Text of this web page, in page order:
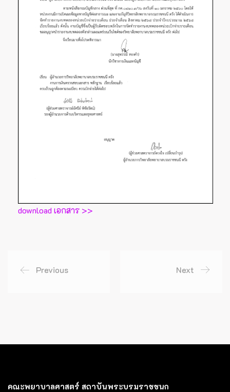
download เอกสาร >>
Previous Next
คณะพยาบาลศาสตร์ สถาบันพระบรมราชชนก